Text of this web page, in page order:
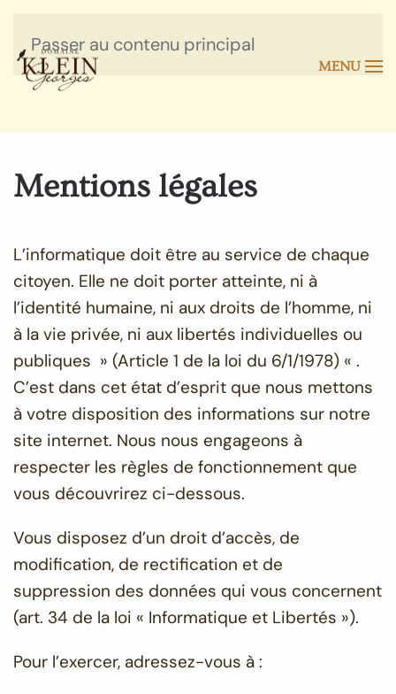
Passer au contenu principal
MENU
Mentions légales
L’informatique doit être au service de chaque
citoyen. Elle ne doit porter atteinte, ni à
l’identité humaine, ni aux droits de l’homme, ni
à la vie privée, ni aux libertés individuelles ou
publiques » (Article 1 de la loi du 6/1/1978) « .
C’est dans cet état d’esprit que nous mettons
à votre disposition des informations sur notre
site internet. Nous nous engageons à
respecter les règles de fonctionnement que
vous découvrirez ci-dessous.
Vous disposez d’un droit d’accès, de
modification, de rectification et de
suppression des données qui vous concernent
(art. 34 de la loi « Informatique et Libertés »).
Pour l’exercer, adressez-vous à :